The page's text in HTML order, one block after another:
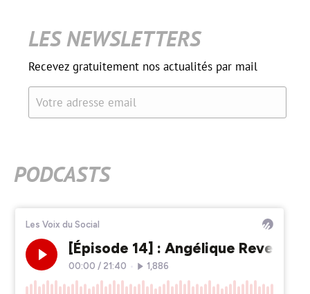
LES NEWSLETTERS
Recevez gratuitement nos actualités par mail
Votre adresse email
PODCASTS